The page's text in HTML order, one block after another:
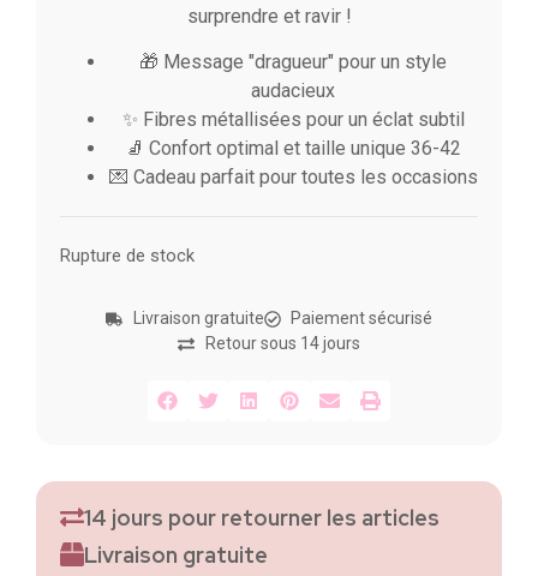
surprendre et ravir !
🎁 Message "dragueur" pour un style
audacieux
✨ Fibres métallisées pour un éclat subtil
🧦 Confort optimal et taille unique 36-42
💌 Cadeau parfait pour toutes les occasions
Rupture de stock
Livraison gratuite
Paiement sécurisé
Retour sous 14 jours
14 jours pour retourner les articles
Livraison gratuite